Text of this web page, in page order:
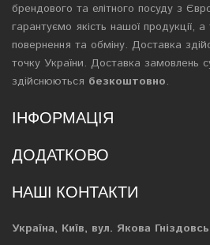
брендового та елітного посуду з
гарантуємо якість нашої продукції,
повернення та обміну. Доставка
точку України. Доставка замовлень
здійснюються безкоштовно.
ІНФОРМАЦІЯ
ДОДАТКОВО
НАШІ КОНТАКТИ
Україна, Київ, вул. Якова